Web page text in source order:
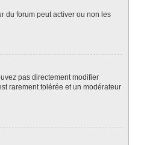
du forum peut activer ou non les
pas directement modifier
rarement tolérée et un modérateur